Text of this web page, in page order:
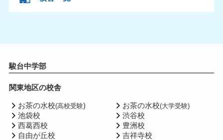
駿台中学部
関東地区の校舎
お茶の水校(高校受験)
池袋校
西葛西校
自由が丘校
お茶の水校(大学受験)
渋谷校
豊洲校
吉祥寺校